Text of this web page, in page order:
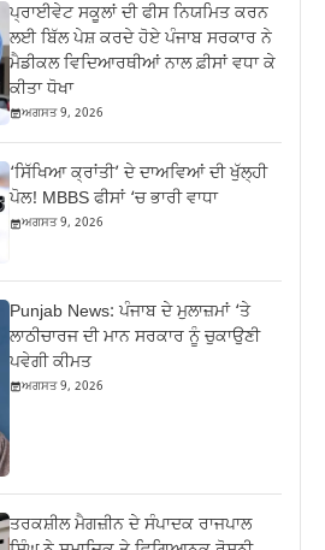
ਪ੍ਰਾਈਵੇਟ ਸਕੂਲਾਂ ਦੀ ਫੀਸ ਨਿਯਮਿਤ ਕਰਨ
ਲਈ ਬਿੱਲ ਪੇਸ਼ ਕਰਦੇ ਹੋਏ ਪੰਜਾਬ ਸਰਕਾਰ ਨੇ
ਮੈਡੀਕਲ ਵਿਦਿਆਰਥੀਆਂ ਨਾਲ ਫ਼ੀਸਾਂ ਵਧਾ ਕੇ
ਕੀਤਾ ਧੋਖਾ
ਅਗਸਤ 9, 2026
‘ਸਿੱਖਿਆ ਕ੍ਰਾਂਤੀ’ ਦੇ ਦਾਅਵਿਆਂ ਦੀ ਖੁੱਲ੍ਹੀ
ਪੋਲ! MBBS ਫੀਸਾਂ ‘ਚ ਭਾਰੀ ਵਾਧਾ
ਅਗਸਤ 9, 2026
Punjab News: ਪੰਜਾਬ ਦੇ ਮੁਲਾਜ਼ਮਾਂ ‘ਤੇ
ਲਾਠੀਚਾਰਜ ਦੀ ਮਾਨ ਸਰਕਾਰ ਨੂੰ ਚੁਕਾਉਣੀ
ਪਵੇਗੀ ਕੀਮਤ
ਅਗਸਤ 9, 2026
ਤਰਕਸ਼ੀਲ ਮੈਗਜ਼ੀਨ ਦੇ ਸੰਪਾਦਕ ਰਾਜਪਾਲ